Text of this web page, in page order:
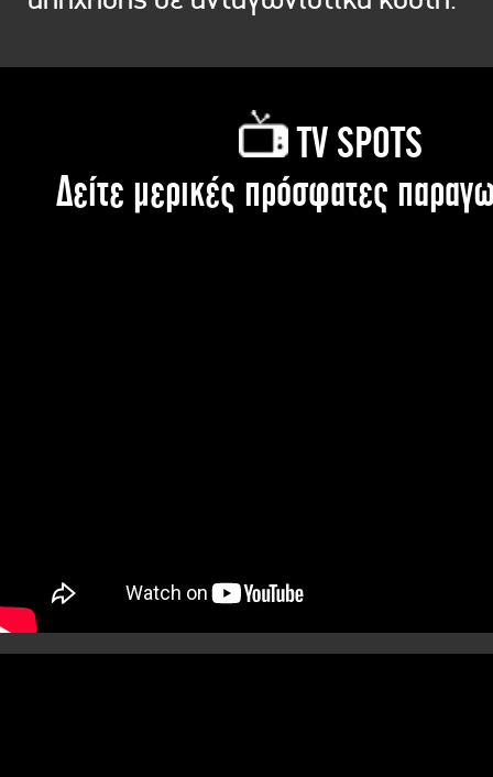
TV SPOTS
Δείτε μερικές πρόσφατες